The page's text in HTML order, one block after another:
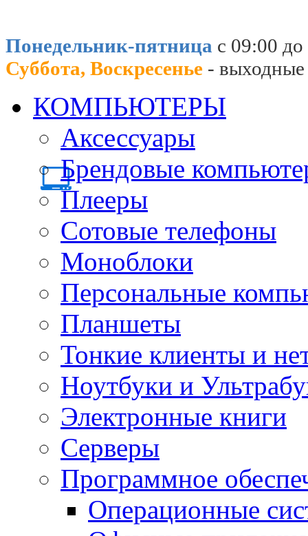
Понедельник-пятница с 09:00
Суббота, Воскресенье - выходные
КОМПЬЮТЕРЫ
Аксессуары
Брендовые
Плееры
Сотовые телефоны
Моноблоки
Персональные
Планшеты
Тонкие клиенты и
Ноутбуки и
Электронные книги
Серверы
Программное
Операционные